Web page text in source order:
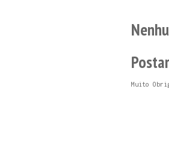
Muito